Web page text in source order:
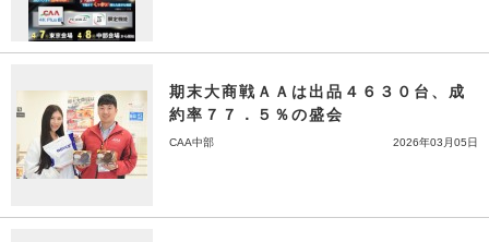
期末大商戦ＡＡは出品４６３０台、成
約率７７．５％の盛会
CAA中部 2026年03月05日